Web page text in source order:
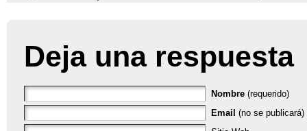
Deja una respuesta
Nombre (requerido)
Email (no se publicará)